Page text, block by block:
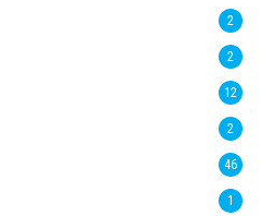
2
2
12
2
46
1